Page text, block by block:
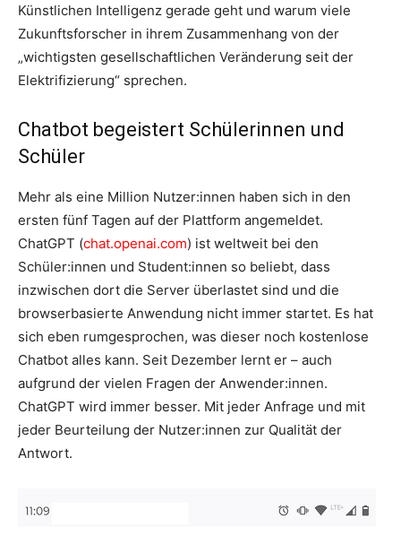
Künstlichen Intelligenz gerade geht und warum viele
Zukunftsforscher in ihrem Zusammenhang von der
„wichtigsten gesellschaftlichen Veränderung seit der
Elektrifizierung“ sprechen.
Chatbot begeistert Schülerinnen und
Schüler
Mehr als eine Million Nutzer:innen haben sich in den
ersten fünf Tagen auf der Plattform angemeldet.
ChatGPT (chat.openai.com) ist weltweit bei den
Schüler:innen und Student:innen so beliebt, dass
inzwischen dort die Server überlastet sind und die
browserbasierte Anwendung nicht immer startet. Es hat
sich eben rumgesprochen, was dieser noch kostenlose
Chatbot alles kann. Seit Dezember lernt er – auch
aufgrund der vielen Fragen der Anwender:innen.
ChatGPT wird immer besser. Mit jeder Anfrage und mit
jeder Beurteilung der Nutzer:innen zur Qualität der
Antwort.